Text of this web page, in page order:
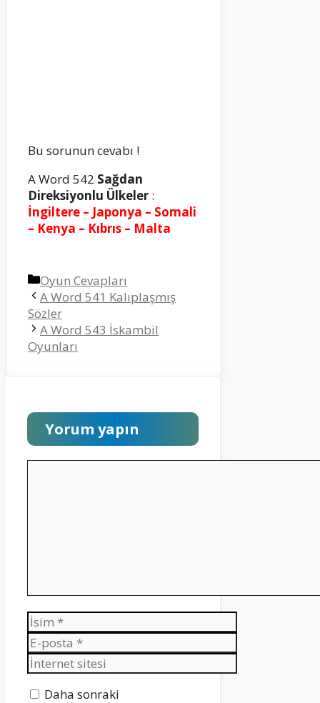
Bu sorunun cevabı !
A Word 542 Sağdan
Direksiyonlu Ülkeler :
İngiltere – Japonya – Somali
– Kenya – Kıbrıs – Malta
Kategoriler
Oyun Cevapları
A Word 541 Kalıplaşmış
Sözler
A Word 543 İskambil
Oyunları
Yorum yapın
İsim
E-
posta
İnternet
sitesi
Daha sonraki